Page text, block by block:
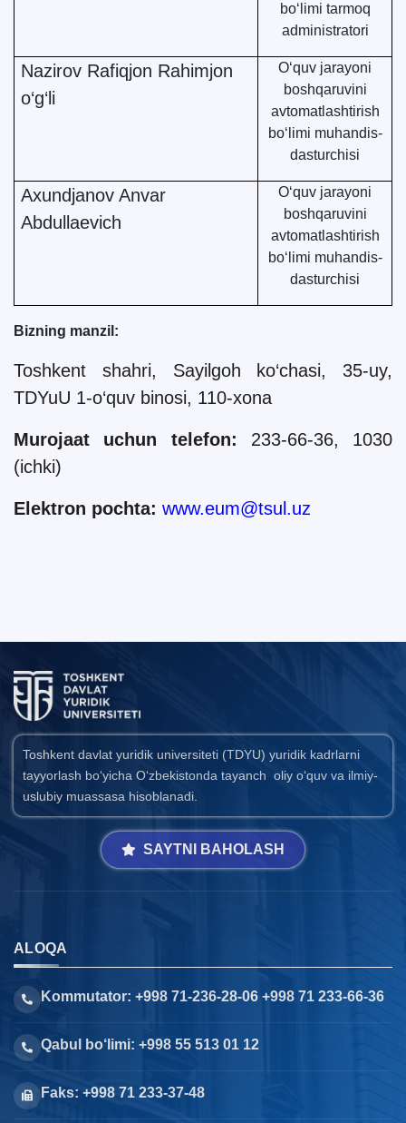
bo‘limi tarmoq
administratori
Nazirov Rafiqjon Rahimjon
o‘g‘li
O‘quv jarayoni
boshqaruvini
avtomatlashtirish
bo‘limi muhandis-
dasturchisi
Axundjanov Anvar
Abdullaevich
O‘quv jarayoni
boshqaruvini
avtomatlashtirish
bo‘limi muhandis-
dasturchisi
Bizning manzil:
Toshkent shahri, Sayilgoh ko‘chasi, 35-uy,
TDYuU 1-o‘quv binosi, 110-xona
Murojaat uchun telefon: 233-66-36, 1030
(ichki)
Elektron pochta: www.eum@tsul.uz
Toshkent davlat yuridik universiteti (TDYU) yuridik kadrlarni
tayyorlash bo‘yicha O‘zbekistonda tayanch oliy o‘quv va ilmiy-
uslubiy muassasa hisoblanadi.
SAYTNI BAHOLASH
ALOQA
Kommutator: +998 71-236-28-06 +998 71 233-66-36
Qabul bo‘limi: +998 55 513 01 12
Faks: +998 71 233-37-48